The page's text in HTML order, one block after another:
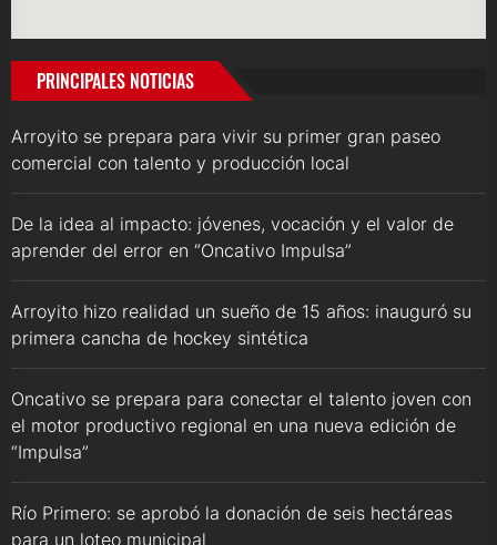
PRINCIPALES NOTICIAS
Arroyito se prepara para vivir su primer gran paseo
comercial con talento y producción local
De la idea al impacto: jóvenes, vocación y el valor de
aprender del error en “Oncativo Impulsa”
Arroyito hizo realidad un sueño de 15 años: inauguró su
primera cancha de hockey sintética
Oncativo se prepara para conectar el talento joven con
el motor productivo regional en una nueva edición de
“Impulsa”
Río Primero: se aprobó la donación de seis hectáreas
para un loteo municipal